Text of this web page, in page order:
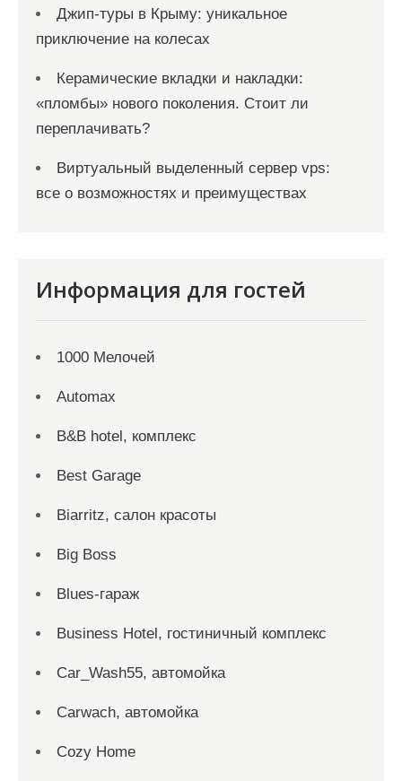
Джип-туры в Крыму: уникальное
приключение на колесах
Керамические вкладки и накладки:
«пломбы» нового поколения. Стоит ли
переплачивать?
Виртуальный выделенный сервер vps:
все о возможностях и преимуществах
Информация для гостей
1000 Мелочей
Automax
B&B hotel, комплекс
Best Garage
Biarritz, салон красоты
Big Boss
Blues-гараж
Business Hotel, гостиничный комплекс
Car_Wash55, автомойка
Carwach, автомойка
Cozy Home